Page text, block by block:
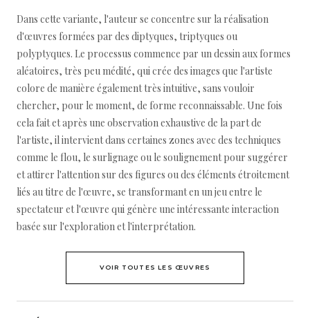
Dans cette variante, l'auteur se concentre sur la réalisation
d'œuvres formées par des diptyques, triptyques ou
polyptyques. Le processus commence par un dessin aux formes
aléatoires, très peu médité, qui crée des images que l'artiste
colore de manière également très intuitive, sans vouloir
chercher, pour le moment, de forme reconnaissable. Une fois
cela fait et après une observation exhaustive de la part de
l'artiste, il intervient dans certaines zones avec des techniques
comme le flou, le surlignage ou le soulignement pour suggérer
et attirer l'attention sur des figures ou des éléments étroitement
liés au titre de l'œuvre, se transformant en un jeu entre le
spectateur et l'œuvre qui génère une intéressante interaction
basée sur l'exploration et l'interprétation.
VOIR TOUTES LES ŒUVRES